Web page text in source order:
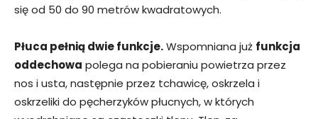
się od 50 do 90 metrów kwadratowych.
Płuca pełnią dwie funkcje.Wspomniana już funkcja
oddechowa polega na pobieraniu powietrza przez
nos i usta, następnie przez tchawicę, oskrzela i
oskrzeliki do pęcherzyków płucnych, w których